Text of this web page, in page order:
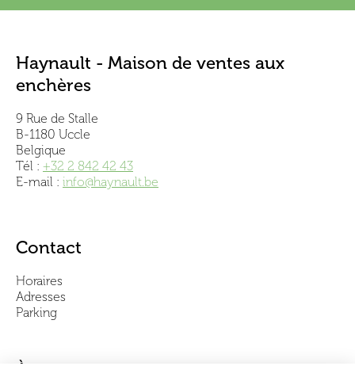
Haynault - Maison de ventes aux
enchères
9 Rue de Stalle
B-1180 Uccle
Belgique
Tél : +32 2 842 42 43
E-mail : info@haynault.be
Contact
Horaires
Adresses
Parking
À propos